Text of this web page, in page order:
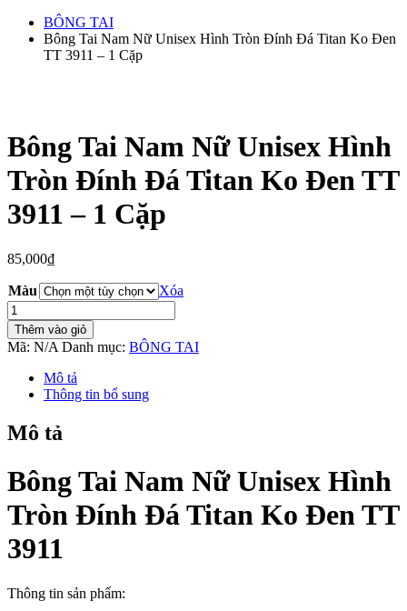
BÔNG TAI
Bông Tai Nam Nữ Unisex Hình Tròn Đính Đá Titan Ko Đen
TT 3911 – 1 Cặp
Bông Tai Nam Nữ Unisex Hình
Tròn Đính Đá Titan Ko Đen TT
3911 – 1 Cặp
85,000₫
Màu
Xóa
Bông
Tai
Nam
Nữ
Unisex
Hình
Đính
Đá
Ko
Đen
TT
3911
-
1
số
lượng
Thêm vào giỏ
Mã: N/A Danh mục: BÔNG TAI
Mô tả
Thông tin bổ sung
Mô tả
Bông Tai Nam Nữ Unisex Hình
Tròn Đính Đá Titan Ko Đen TT
3911
Thông tin sản phẩm: